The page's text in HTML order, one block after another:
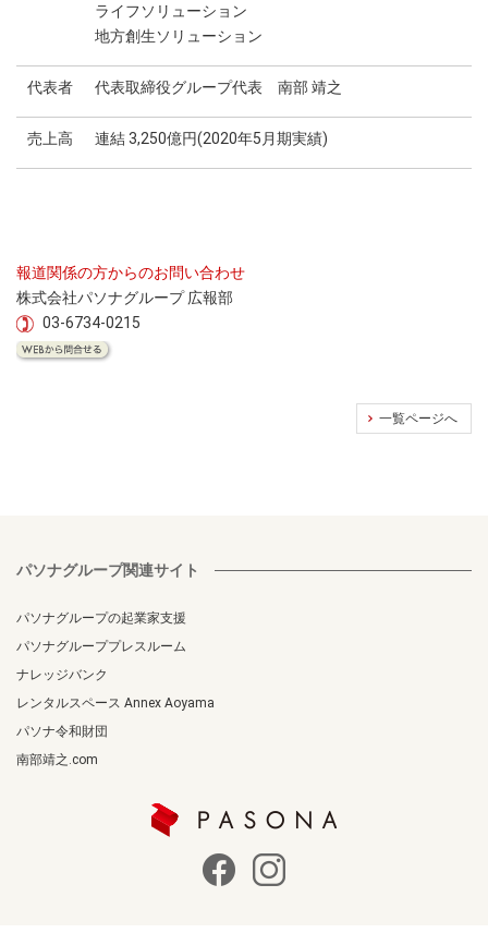
ライフソリューション
地方創生ソリューション
代表者 代表取締役グループ代表 南部 靖之
売上高 連結 3,250億円(2020年5月期実績)
報道関係の方からのお問い合わせ
株式会社パソナグループ 広報部
03-6734-0215
一覧ページへ
パソナグループ関連サイト
パソナグループの起業家支援
パソナグループプレスルーム
ナレッジバンク
レンタルスペース Annex Aoyama
パソナ令和財団
南部靖之.com